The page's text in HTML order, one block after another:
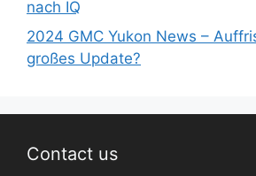
nach IQ
2024 GMC Yukon News –
großes Update?
Contact us